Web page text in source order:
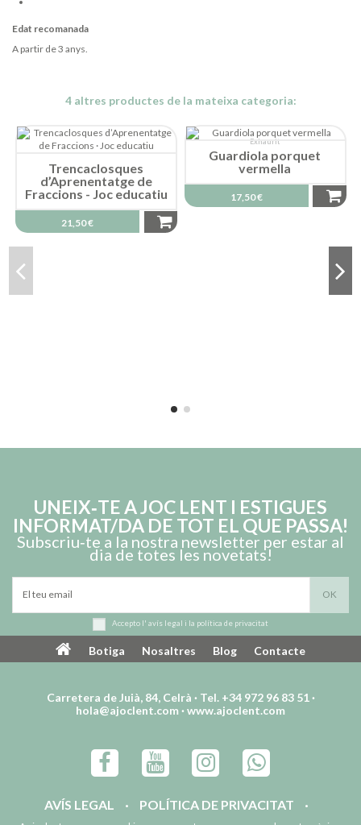
Edat recomanada
A partir de 3 anys.
4 altres productes de la mateixa categoria:
Trencaclosques
d’Aprenentatge de
Fraccions - Joc educatiu
21,50 €
Exhaurit
Guardiola porquet
vermella
17,50 €
UNEIX‑TE A JOC LENT I ESTIGUES
INFORMAT/DA DE TOT EL QUE PASSA!
Subscriu‑te a la nostra newsletter per estar al
dia de totes les novetats!
Accepto l' avís legal i la política de privacitat
Botiga Nosaltres Blog Contacte
Carretera de Juià, 84, Celrà · Tel. +34 972 96 83 51 ·
hola@ajoclent.com ·www.ajoclent.com
AVÍS LEGAL
POLÍTICA DE PRIVACITAT
TERMES I CONDICIONS D’ÚS I VENDA